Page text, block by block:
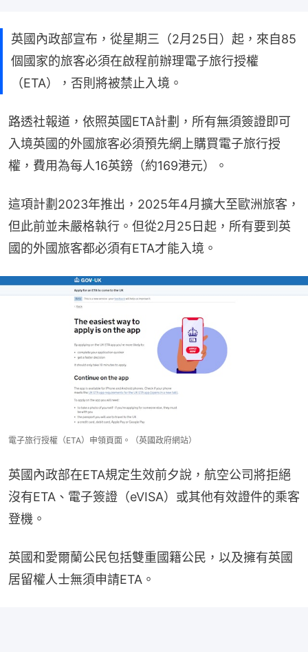
英國內政部宣布，從星期三（2月25日）起，來自85
個國家的旅客必須在啟程前辦理電子旅行授權
（ETA），否則將被禁止入境。
路透社報道，依照英國ETA計劃，所有無須簽證即可
入境英國的外國旅客必須預先網上購買電子旅行授
權，費用為每人16英鎊（約169港元）。
這項計劃2023年推出，2025年4月擴大至歐洲旅客，
但此前並未嚴格執行。但從2月25日起，所有要到英
國的外國旅客都必須有ETA才能入境。
電子旅行授權（ETA）申領頁面。（英國政府網站）
英國內政部在ETA規定生效前夕說，航空公司將拒絕
沒有ETA、電子簽證（eVISA）或其他有效證件的乘客
登機。
英國和愛爾蘭公民包括雙重國籍公民，以及擁有英國
居留權人士無須申請ETA。